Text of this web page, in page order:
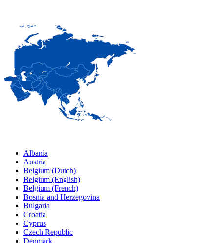
Albania
Austria
Belgium (Dutch)
Belgium (English)
Belgium (French)
Bosnia and Herzegovina
Bulgaria
Croatia
Cyprus
Czech Republic
Denmark